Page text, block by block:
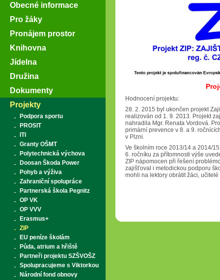
Hodnocení projektu:
28. 2. 2015 byl ukončen projekt
realizován od 1. 9. 2013. Projekt
nahradila Mgr. Renata Vordová.
primární prevence v 8. a 9.
v Plzni.
Ve školním roce 2013/14 a 2014/
6. ročníku za přítomnosti výše
ZIP nápomocen při řešení
zajišťoval i metodickou podporu
mohli na lektory obrátit žáci,
Obecné informace
Pro žáky
Pronájem prostor
Knihovna
Jídelna
Družina
Dokumenty
Projekty
Podpora sportu
PROSIT
ITI
Granty OŠMT
Polytechnická výchova
Doosan Škoda Power
Pohyb a výživa
Zahraniční spolupráce
Partnerská škola Pegnitz
OP VK
OP VVV
Erasmus+
ZIP
EU peníze školám
Půda, atrium a hřiště
Partneři projektu SZŠVOŠZ
Spolupracujeme s Viktorkou
Národní fond obnovy